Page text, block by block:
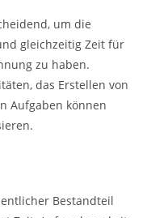
um die
gleichzeitig Zeit für
zu haben.
das Erstellen von
Aufgaben können
Bestandteil